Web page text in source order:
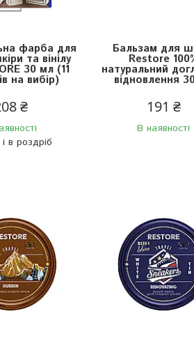
фарба для
та вінілу
30 мл (11
на вибір)
₴
в роздріб
Бальзам для
Restore
натуральний
відновлення
191 ₴
В наявності